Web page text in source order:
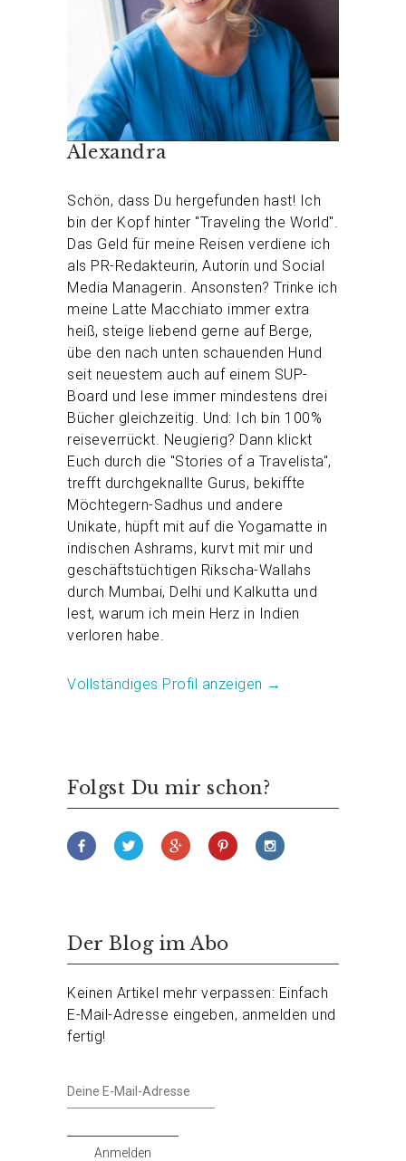
Alexandra
Schön, dass Du hergefunden hast! Ich
bin der Kopf hinter "Traveling the World".
Das Geld für meine Reisen verdiene ich
als PR-Redakteurin, Autorin und Social
Media Managerin. Ansonsten? Trinke ich
meine Latte Macchiato immer extra
heiß, steige liebend gerne auf Berge,
übe den nach unten schauenden Hund
seit neuestem auch auf einem SUP-
Board und lese immer mindestens drei
Bücher gleichzeitig. Und: Ich bin 100%
reiseverrückt. Neugierig? Dann klickt
Euch durch die "Stories of a Travelista",
trefft durchgeknallte Gurus, bekiffte
Möchtegern-Sadhus und andere
Unikate, hüpft mit auf die Yogamatte in
indischen Ashrams, kurvt mit mir und
geschäftstüchtigen Rikscha-Wallahs
durch Mumbai, Delhi und Kalkutta und
lest, warum ich mein Herz in Indien
verloren habe.
Vollständiges Profil anzeigen →
Folgst Du mir schon?
Der Blog im Abo
Keinen Artikel mehr verpassen: Einfach
E-Mail-Adresse eingeben, anmelden und
fertig!
Deine
E-
Adresse
Anmelden